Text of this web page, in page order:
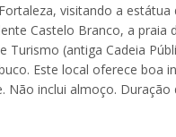
visitando a
Castelo Branco, a
Turismo (antiga Cadeia
Este local oferece boa
inclui almoço.